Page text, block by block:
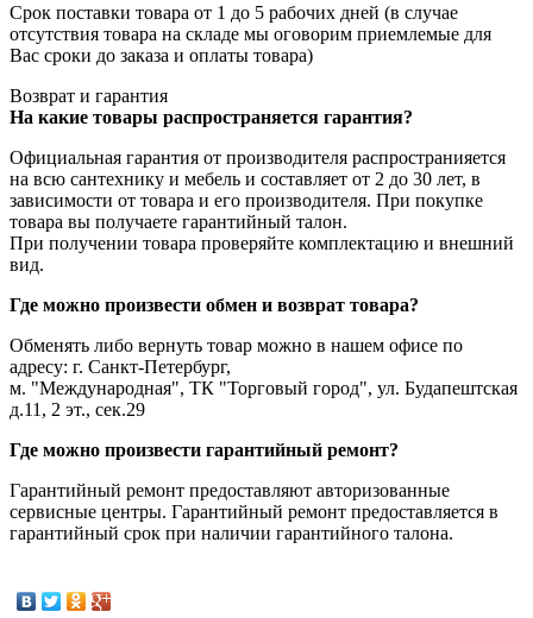
Срок поставки товара от 1 до 5 рабочих дней (в случае
отсутствия товара на складе мы оговорим приемлемые для
Вас сроки до заказа и оплаты товара)
Возврат и гарантия
На какие товары распространяется гарантия?
Официальная гарантия от производителя распространияется
на всю сантехнику и мебель и составляет от 2 до 30 лет, в
зависимости от товара и его производителя. При покупке
товара вы получаете гарантийный талон.
При получении товара проверяйте комплектацию и внешний
вид.
Где можно произвести обмен и возврат товара?
Обменять либо вернуть товар можно в нашем офисе по
адресу: г. Санкт-Петербург,
м. "Международная", ТК "Торговый город", ул. Будапештская
д.11, 2 эт., сек.29
Где можно произвести гарантийный ремонт?
Гарантийный ремонт предоставляют авторизованные
сервисные центры. Гарантийный ремонт предоставляется в
гарантийный срок при наличии гарантийного талона.